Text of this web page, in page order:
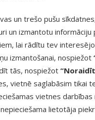
un trešo pušu
un izmantotu informāciju
lai rādītu tev
izmantošanai, nospiežot
tās, nospiežot
vietnē saglabāsim tikai
vietnes darbības
lietotāja
Zvani – 26
P–Pk 9:00
Apmeklē
kādu no mūsu